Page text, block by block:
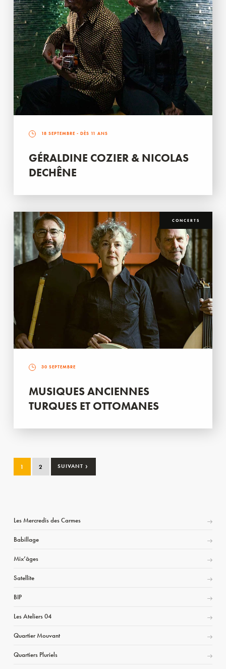
18 SEPTEMBRE - DÈS 11 ANS
GÉRALDINE COZIER & NICOLAS
DECHÊNE
CONCERTS
30 SEPTEMBRE
MUSIQUES ANCIENNES
TURQUES ET OTTOMANES
1 2 SUIVANT ›
Les Mercredis des Carmes
Babillage
Mix’âges
Satellite
BIP
Les Ateliers 04
Quartier Mouvant
Quartiers Pluriels